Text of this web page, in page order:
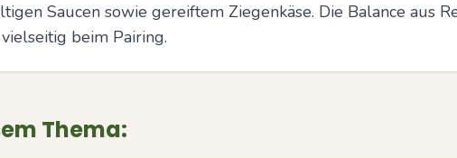
Saucen sowie gereiftem Ziegenkäse. Die Balance aus
beim Pairing.
Thema: